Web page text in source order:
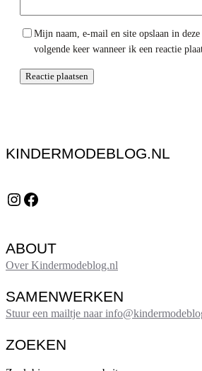
Mijn naam, e-mail en site opslaan in
volgende keer wanneer ik een reactie
KINDERMODEBLOG.NL
Instagram Facebook
ABOUT
Over Kindermodeblog.nl
SAMENWERKEN
Stuur een mailtje naar
ZOEKEN